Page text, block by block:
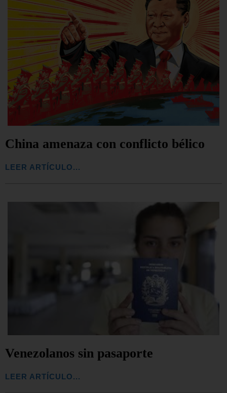
China amenaza con conflicto bélico
LEER ARTÍCULO...
Venezolanos sin pasaporte
LEER ARTÍCULO...